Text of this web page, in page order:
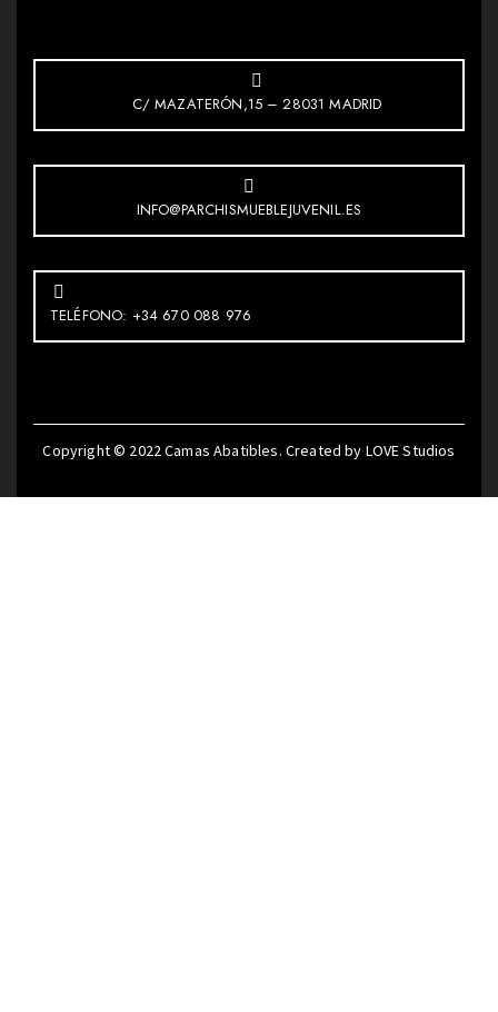
C/ MAZATERÓN,15 – 28031 MADRID
INFO@PARCHISMUEBLEJUVENIL.ES
TELÉFONO: +34 670 088 976
Copyright © 2022Camas Abatibles. Created by LOVE Studios